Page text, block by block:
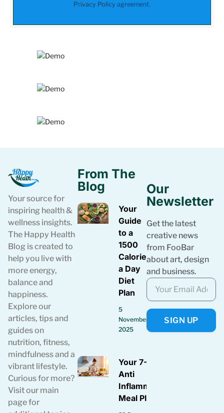
Privacy Policy agreement.
Your source for
inspiring health &
wellness insights.
The Happy Health
Blog is created to
help you live with
more energy,
balance and
happiness.
Explore our
articles, tips and
guides on
nutrition, fitness,
mindfulness and a
vibrant lifestyle.
Curious for more?
Visit our main
page for
From The
Blog
Your
Guide
to a
1500
Calories
a Day
Diet
Plan
5
November
2025
Your 7-Day
Anti
Inflammatory
Meal Plan
Our
Newsletter
Get the latest
creative news
from FooBar
about art, design
and business.
SIGN UP